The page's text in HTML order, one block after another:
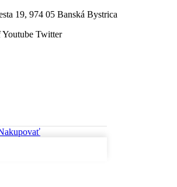
19, 974 05 Banská Bystrica
Youtube Twitter